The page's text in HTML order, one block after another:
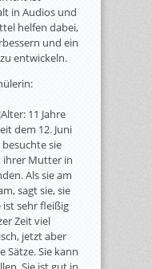
in Audios und
helfen dabei,
und ein
entwickeln.
11 Jahre
dem 12. Juni
sie
ihrer Mutter in
Als sie am
sagt sie, sie
ist sehr fleißig
Zeit viel
jetzt aber
Sätze. Sie kann